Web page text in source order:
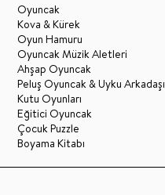
Oyuncak
Kova & Kürek
Oyun Hamuru
Oyuncak Müzik Aletleri
Ahşap Oyuncak
Peluş Oyuncak & Uyku Arkadaşı
Kutu Oyunları
Eğitici Oyuncak
Çocuk Puzzle
Boyama Kitabı